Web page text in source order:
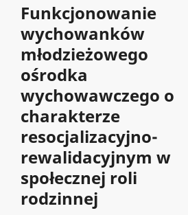
Funkcjonowanie
wychowanków
młodzieżowego
ośrodka
wychowawczego o
charakterze
resocjalizacyjno-
rewalidacyjnym w
społecznej roli
rodzinnej